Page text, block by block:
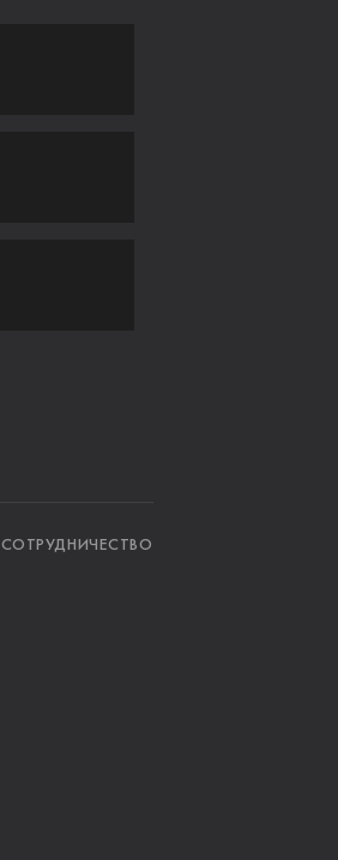
СОТРУДНИЧЕСТВО